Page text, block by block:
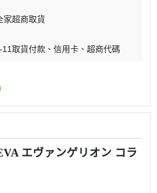
家超商取貨
11取貨付款 信用卡 超商代碼
エヴァンゲリオン コラ